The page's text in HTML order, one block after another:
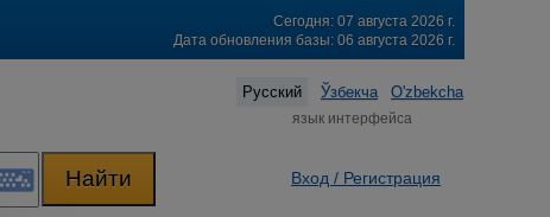
Сегодня: 07 августа 2026 г.
Дата обновления базы: 06 августа 2026 г.
Русский Ўзбекча O'zbekcha
язык интерфейса
Вход / Регистрация